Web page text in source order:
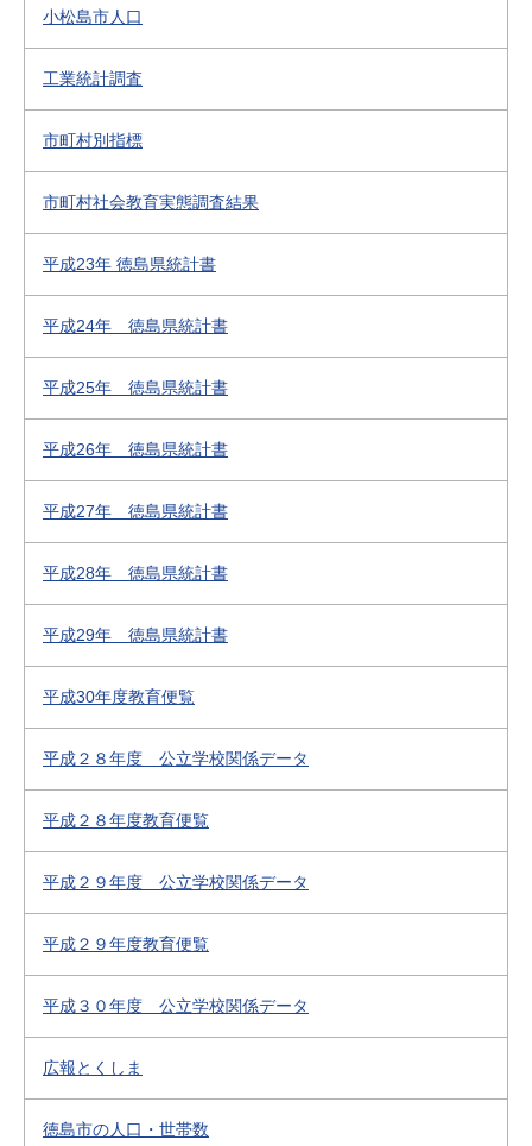
小松島市人口
工業統計調査
市町村別指標
市町村社会教育実態調査結果
平成23年 徳島県統計書
平成24年 徳島県統計書
平成25年 徳島県統計書
平成26年 徳島県統計書
平成27年 徳島県統計書
平成28年 徳島県統計書
平成29年 徳島県統計書
平成30年度教育便覧
平成２８年度 公立学校関係データ
平成２８年度教育便覧
平成２９年度 公立学校関係データ
平成２９年度教育便覧
平成３０年度 公立学校関係データ
広報とくしま
徳島市の人口・世帯数